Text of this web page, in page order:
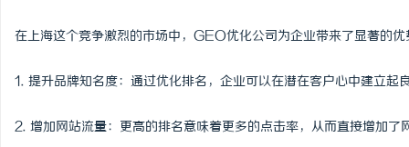
在上海这个竞争激烈的市场中，GEO优化公司为企业带来了显著的优
1. 提升品牌知名度：通过优化排名，企业可以在潜在客户心中建立起
2. 增加网站流量：更高的排名意味着更多的点击率，从而直接增加了